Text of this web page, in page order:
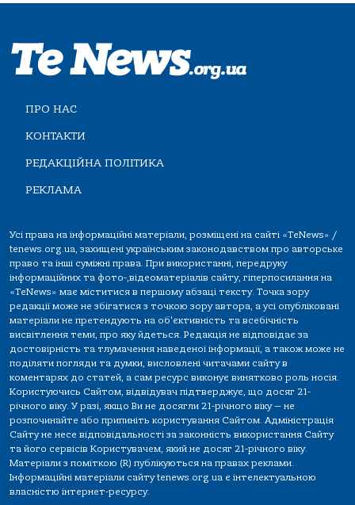
ПРО НАС
КОНТАКТИ
РЕДАКЦІЙНА ПОЛІТИКА
РЕКЛАМА
Усі права на інформаційні матеріали, розміщені на сайті «TeNews» /
tenews.org.ua, захищені українським законодавством про авторське
право та інші суміжні права. При використанні, передруку
інформаційних та фото-,відеоматеріалів сайту, гіперпосилання на
«TeNews» має міститися в першому абзаці тексту. Точка зору
редакції може не збігатися з точкою зору автора, а усі опубліковані
матеріали не претендують на об'єктивність та всебічність
висвітлення теми, про яку йдеться. Редакція не відповідає за
достовірність та тлумачення наведеної інформації, а також може не
поділяти погляди та думки, висловлені читачами сайту в
коментарях до статей, а сам ресурс виконує винятково роль носія.
Користуючись Сайтом, відвідувач підтверджує, що досяг 21-
річного віку. У разі, якщо Ви не досягли 21-річного віку — не
розпочинайте або припиніть користування Сайтом. Адміністрація
Сайту не несе відповідальності за законність використання Сайту
та його сервісів Користувачем, який не досяг 21-річного віку.
Матеріали з поміткою (R) публікуються на правах реклами.
Інформаційні матеріали сайту tenews.org.ua є інтелектуальною
власністю інтернет-ресурсу.